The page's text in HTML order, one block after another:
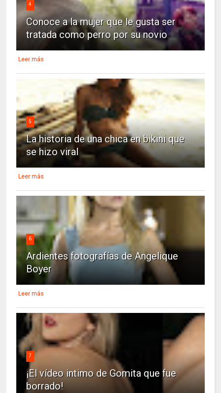
4
Conoce a la mujer que le gusta ser
tratada como perro por su novio
Leer más
5
La historia de una chica en bikini que
se hizo viral
Leer más
6
Ardientes fotografías de Angelique
Boyer
Leer más
7
¡El vídeo intimo de Gomita que fue
borrado!